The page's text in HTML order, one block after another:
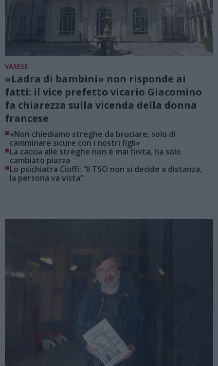
VARESE
«Ladra di bambini» non risponde ai
fatti: il vice prefetto vicario Giacomino
fa chiarezza sulla vicenda della donna
francese
■«Non chiediamo streghe da bruciare, solo di
camminare sicure con i nostri figli»
■La caccia alle streghe non è mai finita, ha solo
cambiato piazza
■Lo psichiatra Cioffi: “Il TSO non si decide a distanza,
la persona va vista”